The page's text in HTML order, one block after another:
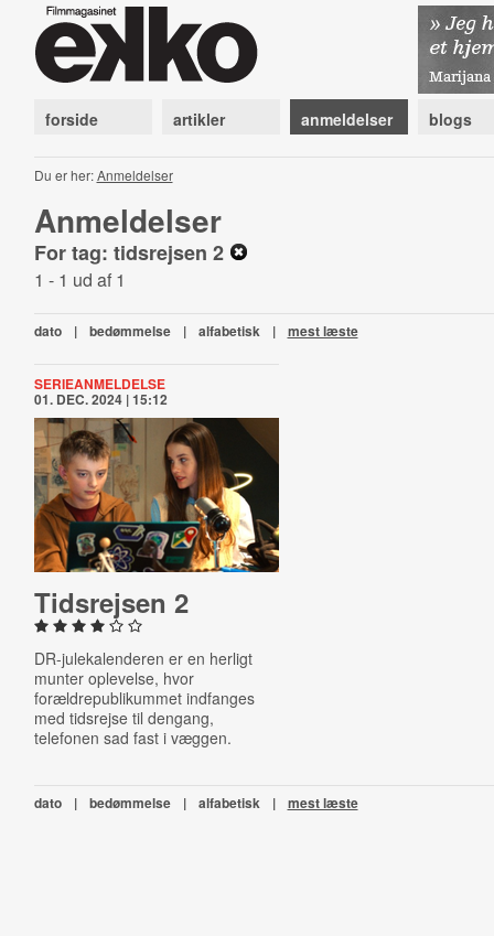
forside artikler anmeldelser blogs
Du er her:Anmeldelser
Anmeldelser
For tag: tidsrejsen 2
1 - 1 ud af 1
dato | bedømmelse | alfabetisk | mest læste
SERIEANMELDELSE
01. DEC. 2024 | 15:12
Tids­rej­sen 2
DR-julekalenderen er en herligt
munter oplevelse, hvor
forældrepublikummet indfanges
med tidsrejse til dengang,
telefonen sad fast i væggen.
dato | bedømmelse | alfabetisk | mest læste